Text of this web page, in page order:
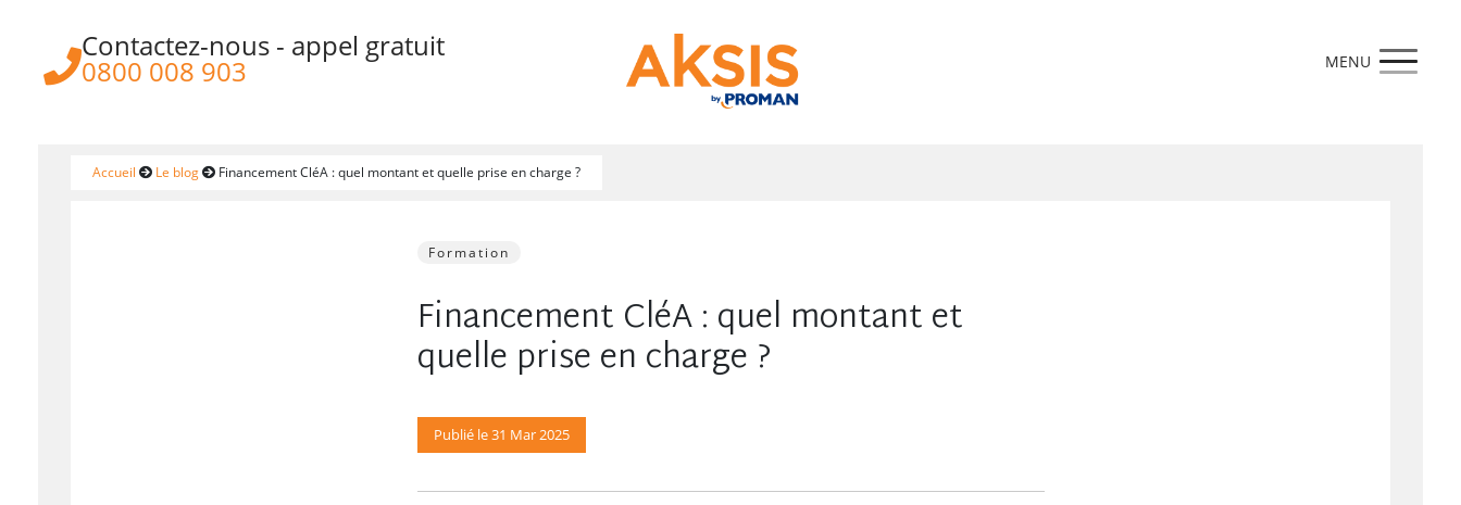
https://www.aksis.fr/
Contactez-nous - appel gratuit
0800 008 903
Accueil Le blog Financement CléA : quel montant et quelle prise en charge ?
Formation
Financement CléA : quel montant et
quelle prise en charge ?
Publié le 31 Mar 2025